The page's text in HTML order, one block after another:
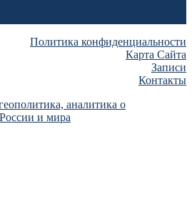
Политика конфиденциальности
Карта Сайта
Записи
Контакты